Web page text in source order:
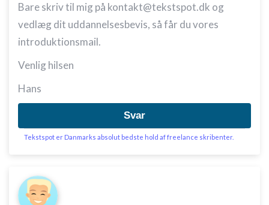
Bare skriv til mig på kontakt@tekstspot.dk og
vedlæg dit uddannelsesbevis, så får du vores
introduktionsmail.
Venlig hilsen
Hans
Svar
Tekstspot er Danmarks absolut bedste hold af freelance skribenter.